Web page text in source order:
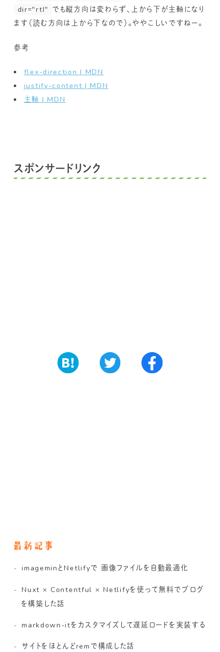
dir="rtl"
でも縦方向は変わらず、上から下が主軸になり
ます（読む方向は上から下なので）。ややこしいですねー。
参考
flex-direction | MDN
justify-content | MDN
主軸 | MDN
スポンサードリンク
imageminとNetlifyで 画像ファイルを自動最適化
Nuxt × Contentful × Netlifyを使って無料でブログ
を構築した話
markdown-itをカスタマイズして遅延ロードを実装する
サイトをほとんどremで構成した話